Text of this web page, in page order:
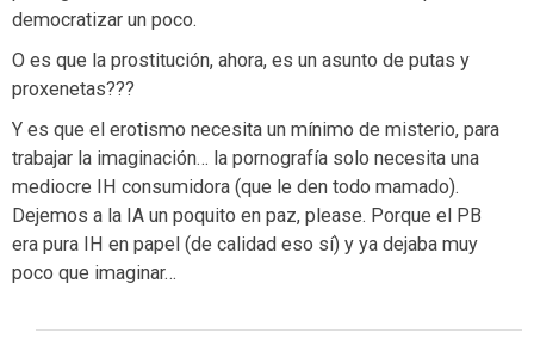
democratizar un poco.
O es que la prostitución, ahora, es un asunto de putas y
proxenetas???
Y es que el erotismo necesita un mínimo de misterio, para
trabajar la imaginación… la pornografía solo necesita una
mediocre IH consumidora (que le den todo mamado).
Dejemos a la IA un poquito en paz, please. Porque el PB
era pura IH en papel (de calidad eso sí) y ya dejaba muy
poco que imaginar…